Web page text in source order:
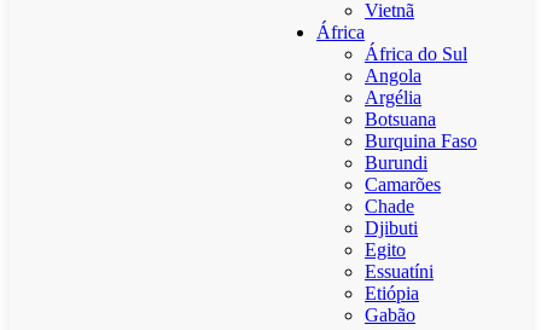
Vietnã
África
África do Sul
Angola
Argélia
Botsuana
Burquina Faso
Burundi
Camarões
Chade
Djibuti
Egito
Essuatíni
Etiópia
Gabão